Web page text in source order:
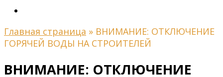
Главная страница » ВНИМАНИЕ: ОТКЛЮЧЕНИЕ
ГОРЯЧЕЙ ВОДЫ НА СТРОИТЕЛЕЙ
ВНИМАНИЕ: ОТКЛЮЧЕНИЕ